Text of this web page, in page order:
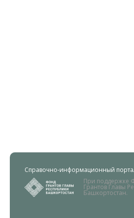
Справочно-информационный
При поддержке
Грантов Главы
Башкортостан.